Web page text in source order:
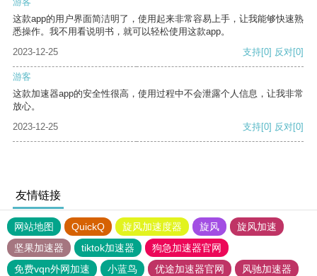
这款app的用户界面简洁明了，使用起来非常容易上手，让我能够快速熟
悉操作。我不用看说明书，就可以轻松使用这款app。
2023-12-25
支持[0] 反对[0]
游客
这款加速器app的安全性很高，使用过程中不会泄露个人信息，让我非常
放心。
2023-12-25
支持[0] 反对[0]
友情链接
网站地图 QuickQ 旋风加速度器 旋风
旋风加速
坚果加速器
tiktok加速器
狗急加速器官网
免费vqn外网加速
小蓝鸟 优途加速器官网
风驰加速器